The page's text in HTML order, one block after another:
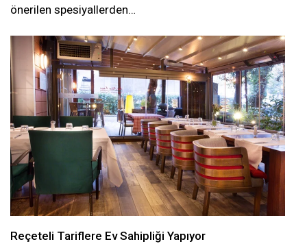
önerilen spesiyallerden…
Reçeteli Tariflere Ev Sahipliği Yapıyor